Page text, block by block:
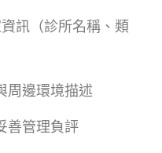
訊（診所名稱、類
周邊環境描述
善管理負評